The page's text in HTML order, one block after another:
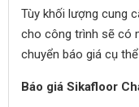
Tùy khối lượng cung
cho công trình sẽ có
chuyển báo giá cụ
Báo giá Sikafloor